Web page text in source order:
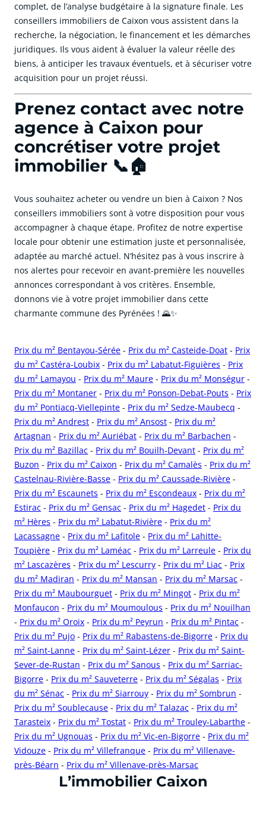
complet, de l’analyse budgétaire à la signature finale. Les
conseillers immobiliers de Caixon vous assistent dans la
recherche, la négociation, le financement et les démarches
juridiques. Ils vous aident à évaluer la valeur réelle des
biens, à anticiper les travaux éventuels, et à sécuriser votre
acquisition pour un projet réussi.
Prenez contact avec notre
agence à Caixon pour
concrétiser votre projet
immobilier 📞🏠
Vous souhaitez acheter ou vendre un bien à Caixon ? Nos
conseillers immobiliers sont à votre disposition pour vous
accompagner à chaque étape. Profitez de notre expertise
locale pour obtenir une estimation juste et personnalisée,
adaptée au marché actuel. N’hésitez pas à vous inscrire à
nos alertes pour recevoir en avant-première les nouvelles
annonces correspondant à vos critères. Ensemble,
donnons vie à votre projet immobilier dans cette
charmante commune des Pyrénées ! 🌄✨
Prix du m² Bentayou-Sérée - Prix du m² Casteide-Doat - Prix
du m² Castéra-Loubix - Prix du m² Labatut-Figuières - Prix
du m² Lamayou - Prix du m² Maure - Prix du m² Monségur -
Prix du m² Montaner - Prix du m² Ponson-Debat-Pouts - Prix
du m² Pontiacq-Viellepinte - Prix du m² Sedze-Maubecq -
Prix du m² Andrest - Prix du m² Ansost - Prix du m²
Artagnan - Prix du m² Auriébat - Prix du m² Barbachen -
Prix du m² Bazillac - Prix du m² Bouilh-Devant - Prix du m²
Buzon - Prix du m² Caixon - Prix du m² Camalès - Prix du m²
Castelnau-Rivière-Basse - Prix du m² Caussade-Rivière -
Prix du m² Escaunets - Prix du m² Escondeaux - Prix du m²
Estirac - Prix du m² Gensac - Prix du m² Hagedet - Prix du
m² Hères - Prix du m² Labatut-Rivière - Prix du m²
Lacassagne - Prix du m² Lafitole - Prix du m² Lahitte-
Toupière - Prix du m² Laméac - Prix du m² Larreule - Prix du
m² Lascazères - Prix du m² Lescurry - Prix du m² Liac - Prix
du m² Madiran - Prix du m² Mansan - Prix du m² Marsac -
Prix du m² Maubourguet - Prix du m² Mingot - Prix du m²
Monfaucon - Prix du m² Moumoulous - Prix du m² Nouilhan
- Prix du m² Oroix - Prix du m² Peyrun - Prix du m² Pintac -
Prix du m² Pujo - Prix du m² Rabastens-de-Bigorre - Prix du
m² Saint-Lanne - Prix du m² Saint-Lézer - Prix du m² Saint-
Sever-de-Rustan - Prix du m² Sanous - Prix du m² Sarriac-
Bigorre - Prix du m² Sauveterre - Prix du m² Ségalas - Prix
du m² Sénac - Prix du m² Siarrouy - Prix du m² Sombrun -
Prix du m² Soublecause - Prix du m² Talazac - Prix du m²
Tarasteix - Prix du m² Tostat - Prix du m² Trouley-Labarthe -
Prix du m² Ugnouas - Prix du m² Vic-en-Bigorre - Prix du m²
Vidouze - Prix du m² Villefranque - Prix du m² Villenave-
près-Béarn - Prix du m² Villenave-près-Marsac
cliquer pour afficher plus du text
L’immobilier Caixon